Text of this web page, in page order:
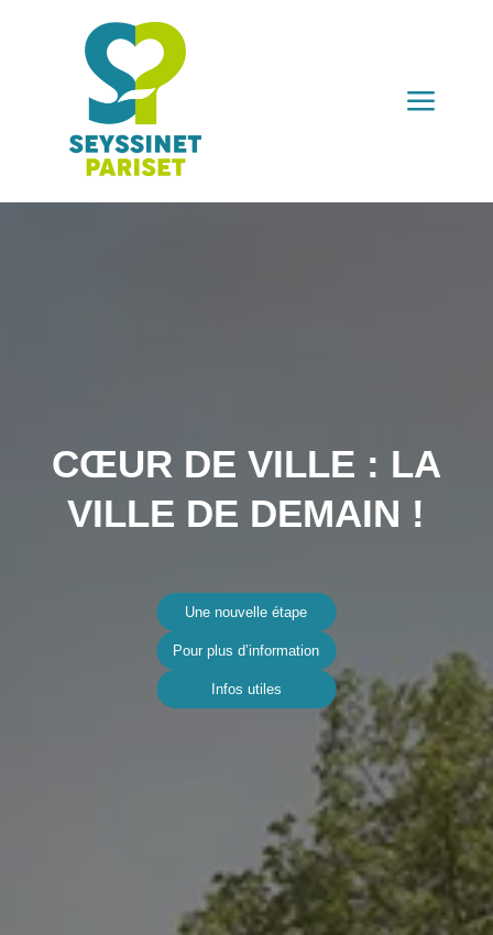
a
CŒUR DE VILLE : LA
VILLE DE DEMAIN !
Une nouvelle étape
Pour plus d’information
Infos utiles